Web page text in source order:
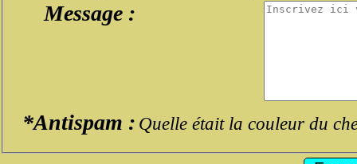
Message :
*Antispam : Quelle était la couleur du